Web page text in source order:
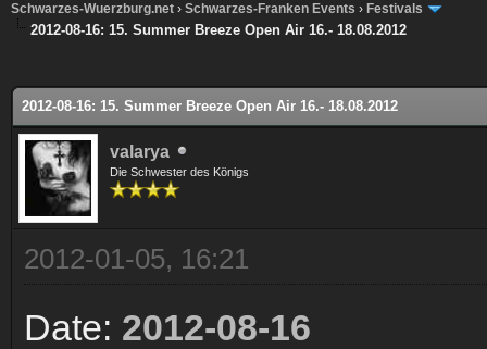
Schwarzes-Wuerzburg.net › Schwarzes-Franken Events › Festivals
2012-08-16: 15. Summer Breeze Open Air 16.- 18.08.2012
2012-08-16: 15. Summer Breeze Open Air 16.- 18.08.2012
valarya
Die Schwester des Königs
2012-01-05, 16:21
Date: 2012-08-16